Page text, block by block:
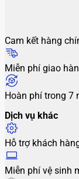
Cam kết hàng
Miễn phí giao
Hoàn phí trong 7
Dịch vụ khác
Hỗ trợ khách
Miễn phí vệ sinh